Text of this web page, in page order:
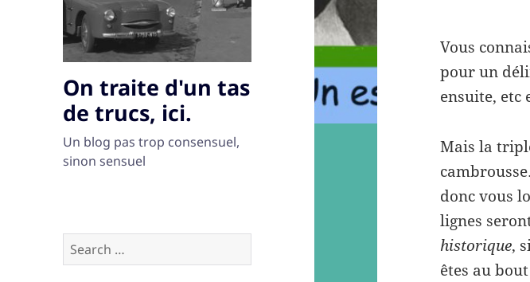
On traite d'un tas
de trucs, ici.
Un blog pas trop consensuel,
sinon sensuel
Search
for:
Vous
pour un
ensuite, etc
Mais la
donc vous
lignes
historique,
êtes au